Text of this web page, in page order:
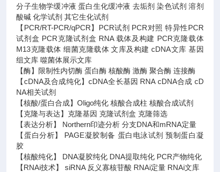
分子生物学缓冲液 蛋白生化缓冲液 去垢剂 染色试剂 溶剂
酸碱 化学试剂 其它生化试剂
【PCR/RT-PCR/qPCR】PCR试剂 PCR对照 特异性PCR
试剂盒 PCR克隆试剂盒 RNA 载体及构建 PCR克隆载体
M13克隆载体 细菌克隆载体 文库及构建 cDNA文库 基因
组文库 噬菌体展示文库
【酶】限制性内切酶 蛋白酶 核酸酶 激酶 聚合酶 连接酶
【cDNA及合成纯化】cDNA全长基因 RNA cDNA合成 cD
NA相关试剂
【核酸/蛋白合成】Oligo纯化 核酸合成柱 核酸合成试剂
【克隆与表达】克隆基因 克隆试剂盒 克隆筛选
【表达分析】 Northern印迹分析 分支DNA和mRNA定量
【蛋白分析】 PAGE凝胶制备 蛋白电泳试剂 预制蛋白凝
胶
【核酸纯化】 DNA凝胶纯化 DNA提取纯化 PCR产物纯化
【RNAi技术】 siRNA 反义寡核苷酸 RNAi定量 RNAi文库